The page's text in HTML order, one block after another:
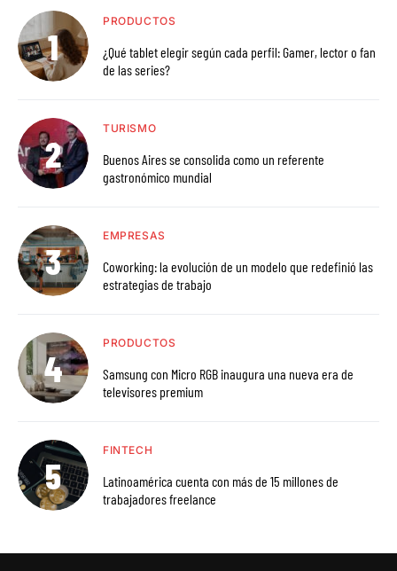
PRODUCTOS
¿Qué tablet elegir según cada perfil: Gamer, lector o fan
de las series?
TURISMO
Buenos Aires se consolida como un referente
gastronómico mundial
EMPRESAS
Coworking: la evolución de un modelo que redefinió las
estrategias de trabajo
PRODUCTOS
Samsung con Micro RGB inaugura una nueva era de
televisores premium
FINTECH
Latinoamérica cuenta con más de 15 millones de
trabajadores freelance